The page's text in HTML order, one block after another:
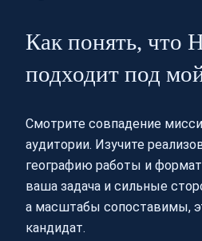
Как понять, что
подходит под
Смотрите совпадение
аудитории. Изучите
географию работы и
ваша задача и сильные
а масштабы сопоставимы,
кандидат.